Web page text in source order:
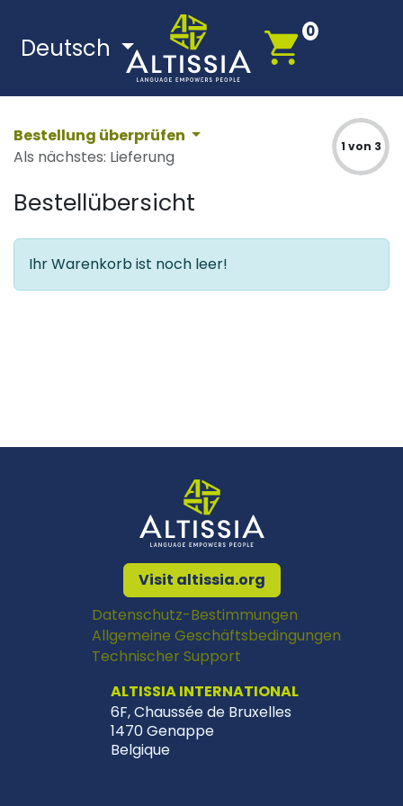
Deutsch
0
Bestellung überprüfen
Als nächstes: Lieferung
1 von 3
Bestellübersicht
Ihr Warenkorb ist noch leer!
Visit altissia.org
Datenschutz-Bestimmungen
Allgemeine Geschäftsbedingungen
Technischer Support
ALTISSIA INTERNATIONAL
6F, Chaussée de Bruxelles
1470 Genappe
Belgique